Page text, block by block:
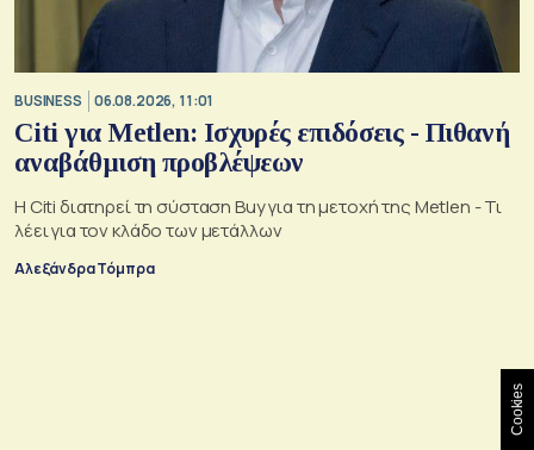
BUSINESS 06.08.2026, 11:01
Citi για Metlen: Ισχυρές επιδόσεις - Πιθανή
αναβάθμιση προβλέψεων
Η Citi διατηρεί τη σύσταση Buy για τη μετοχή της Metlen - Τι
λέει για τον κλάδο των μετάλλων
Αλεξάνδρα Τόμπρα
Cookies